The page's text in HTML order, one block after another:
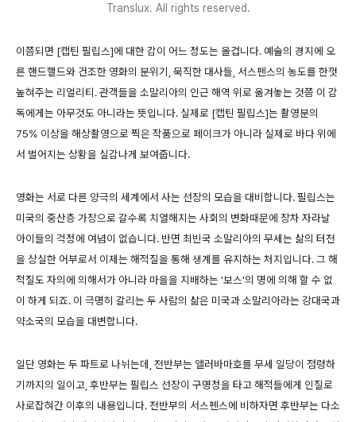
Translux. All rights reserved.
이쯤되면 [캡틴 필립스]에 대한 감이 어느 정도는 올겁니다. 예술의 경지에 오
른 핸드핼드와 건조한 영화의 분위기, 묵직한 대사들, 서스펜스의 농도를 한껏
높혀주는 리얼리티. 관객들을 소말리아의 인근 해역 위로 옮겨놓는 것쯤 이 감
독에게는 아무것도 아니라는 뜻입니다. 실제로 [캡틴 필립스]는 촬영분의
75% 이상을 해상촬영으로 찍은 작품으로 페이크가 아니라 실제로 바다 위에
서 벌어지는 상황을 실감나게 보여줍니다.
영화는 서로 다른 양극의 세계에서 사는 선장의 모습을 대비합니다. 필립스는
미국의 중산층 가장으로 갈수록 치열해지는 사회의 변화때문에 장차 자라날
아이들의 걱정에 여념이 없습니다. 반면 최빈국 소말리아의 무세는 삶의 터전
을 상실한 어부로서 이제는 해적질을 통해 생계를 유지하는 처지입니다. 그 해
적질도 자의에 의해서가 아니라 마을을 지배하는 '보스'의 명에 의해 할 수 없
이 하게 되죠. 이 극명히 갈리는 두 사람의 삶은 미국과 소말리아라는 강대국과
약소국의 모습을 대변합니다.
일단 영화는 두 파트로 나뉘는데, 전반부는 앨러바마호를 무세 일당이 점령하
기까지의 일이고, 후반부는 필립스 선장이 구명정을 타고 해적들에게 인질로
사로잡혀간 이후의 내용입니다. 전반부의 서스펜스에 비하자면 후반부는 다소